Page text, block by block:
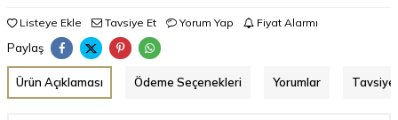
Listeye Ekle Tavsiye Et Yorum Yap Fiyat Alarmı
Paylaş
Ürün Açıklaması Ödeme Seçenekleri Yorumlar Tavsiye